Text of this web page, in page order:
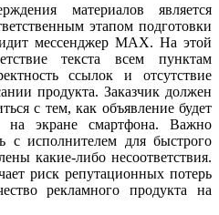
материалов является
этапом подготовки
мессенджер MAX. На этой
текста всем пунктам
ссылок и отсутствие
продукта. Заказчик должен
с тем, как объявление будет
на экране смартфона. Важно
с исполнителем для быстрого
какие-либо несоответствия.
риск репутационных потерь
рекламного продукта на